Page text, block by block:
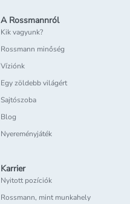
A Rossmannról
Kik vagyunk?
Rossmann minőség
Víziónk
Egy zöldebb világért
Sajtószoba
Blog
Nyereményjáték
Karrier
Nyitott pozíciók
Rossmann, mint munkahely